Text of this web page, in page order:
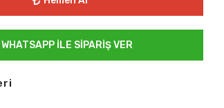
WHATSAPP İLE SİPARİŞ VER